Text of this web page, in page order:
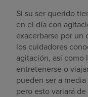
Si su ser querido
en el día con
exacerbarse por un
los cuidadores
agitación, así como
entretenerse o
pueden ser a
pero esto variará